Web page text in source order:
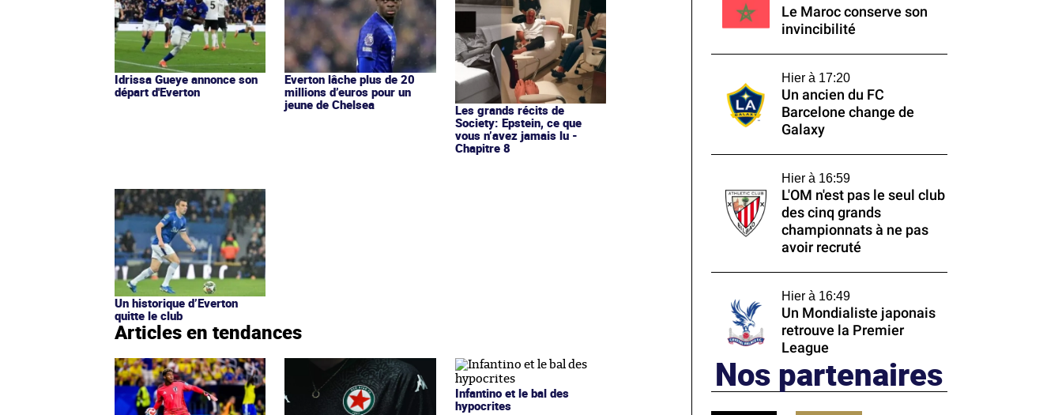
Idrissa Gueye annonce son
départ d'Everton
Everton lâche plus de 20
millions d’euros pour un
jeune de Chelsea
Les grands récits de
Society: Epstein, ce que
vous n’avez jamais lu -
Chapitre 8
Un historique d’Everton
quitte le club
Articles en tendances
Infantino et le bal des
hypocrites
Le Maroc conserve son
invincibilité
Hier à 17:20
Un ancien du FC
Barcelone change de
Galaxy
Hier à 16:59
L'OM n'est pas le seul club
des cinq grands
championnats à ne pas
avoir recruté
Hier à 16:49
Un Mondialiste japonais
retrouve la Premier
League
Nos partenaires